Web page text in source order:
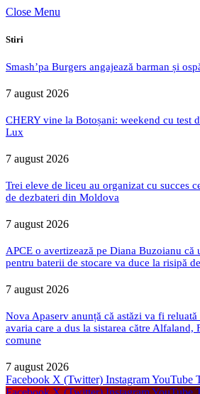
Close Menu
Stiri
Smash’pa Burgers angajează barman și
7 august 2026
CHERY vine la Botoșani: weekend cu test
Lux
7 august 2026
Trei eleve de liceu au organizat cu succes
de dezbateri din Moldova
7 august 2026
APCE o avertizează pe Diana Buzoianu că
pentru baterii de stocare va duce la risipă
7 august 2026
Nova Apaserv anunță că astăzi va fi
avaria care a dus la sistarea către Alfaland,
comune
7 august 2026
Facebook X (Twitter) InstagramYouTube